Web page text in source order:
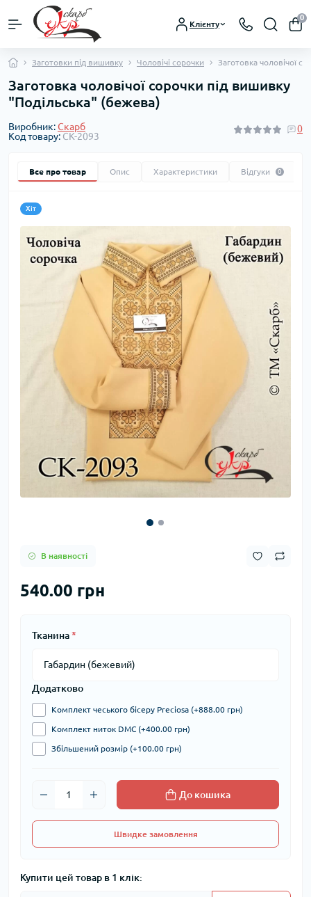
Клієнту
0
Заготовки під вишивку Чоловічі сорочки Заготовка чоловічої
Заготовка чоловічої сорочки під вишивку
"Подільська" (бежева)
Виробник:Скарб
Код товару: СК-2093
0
Все про товар Опис Характеристики Відгуки 0
Хіт
В наявності
540.00 грн
Тканина*
Додатково
Комплект чеського бісеру Preciosa (+888.00 грн)
Комплект ниток DMC (+400.00 грн)
Збільшений розмір (+100.00 грн)
До кошика
Швидке замовлення
Купити цей товар в 1 клік: